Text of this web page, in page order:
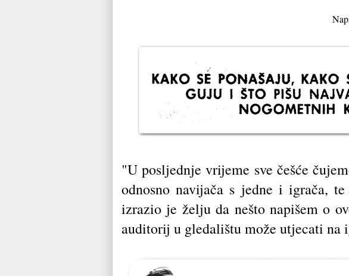
"U posljednje vrijeme sve češće
odnosno navijača s jedne i igrača,
izrazio je želju da nešto napišem o
auditorij u gledalištu može utjecati na